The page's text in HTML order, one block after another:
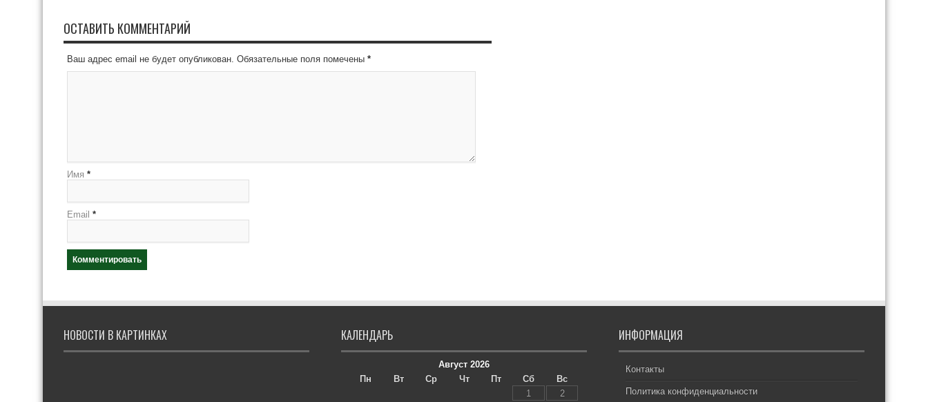
ОСТАВИТЬ КОММЕНТАРИЙ
Ваш адрес email не будет опубликован. Обязательные поля помечены *
Имя *
Email *
НОВОСТИ В КАРТИНКАХ КАЛЕНДАРЬ
Август 2026
Пн
Вт Ср Чт Пт Сб
Вс
1
2
ИНФОРМАЦИЯ
Контакты
Политика конфиденциальности